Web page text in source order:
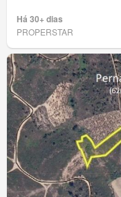
Há 30+ dias
PROPERSTAR